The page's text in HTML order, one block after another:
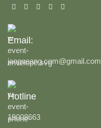
Email:
jangseang.com@gmail.com
Hotline
19008663